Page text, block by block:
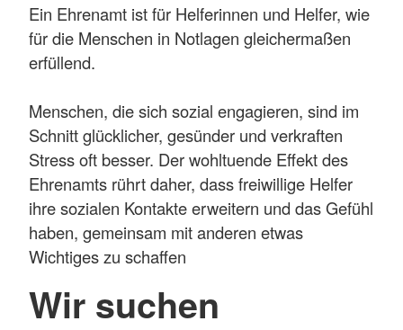
Ein Ehrenamt ist für Helferinnen und Helfer, wie
für die Menschen in Notlagen gleichermaßen
erfüllend.
Menschen, die sich sozial engagieren, sind im
Schnitt glücklicher, gesünder und verkraften
Stress oft besser. Der wohltuende Effekt des
Ehrenamts rührt daher, dass freiwil­lige Helfer
ihre sozialen Kontakte erweitern und das Gefühl
haben, ge­mein­sam mit anderen etwas
Wichtiges zu ­schaffen
Wir suchen